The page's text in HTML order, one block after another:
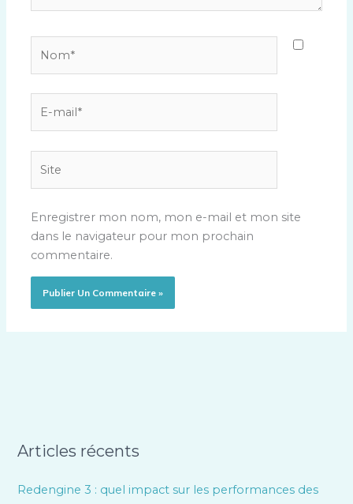
Enregistrer mon nom, mon e-mail et mon site
dans le navigateur pour mon prochain
commentaire.
Articles récents
Redengine 3 : quel impact sur les performances des